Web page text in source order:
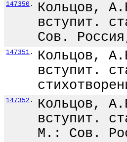
147350 .
Кольцов,
вступит.
Сов.
147351 .
Кольцов,
вступит.
147352 .
Кольцов,
вступит.
М.: Сов.